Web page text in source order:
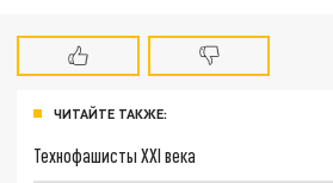
ЧИТАЙТЕ ТАКЖЕ:
Технофашисты XXI века